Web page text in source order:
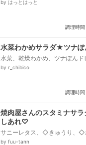
by はっとはっと
調理時
水菜わかめサラダ★ツナぽ
水菜、乾燥わかめ、ツナぽん
by r_chibico
調理時
焼肉屋さんのスタミナサ
しあれ♡
サニーレタス、◇きゅうり、◇
◇味噌、◇にんにく、(すりお
by fuu-tann